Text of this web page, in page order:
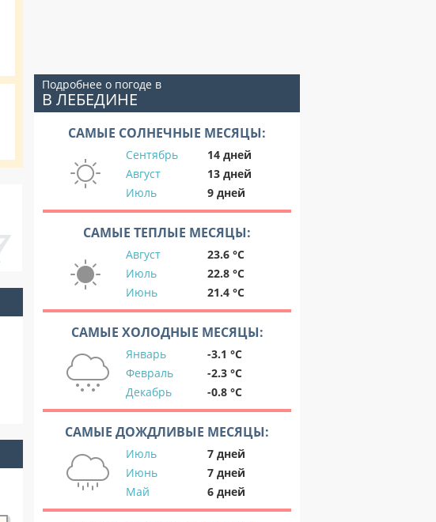
Подробнее о погоде в
В ЛЕБЕДИНЕ
САМЫЕ СОЛНЕЧНЫЕ МЕСЯЦЫ:
Сентябрь
14 дней
Август
13 дней
Июль
9 дней
САМЫЕ ТЕПЛЫЕ МЕСЯЦЫ:
Август
23.6 °C
Июль
22.8 °C
Июнь
21.4 °C
САМЫЕ ХОЛОДНЫЕ МЕСЯЦЫ:
Январь
-3.1 °C
Февраль
-2.3 °C
Декабрь
-0.8 °C
САМЫЕ ДОЖДЛИВЫЕ МЕСЯЦЫ:
Июль
7 дней
Июнь
7 дней
Май
6 дней